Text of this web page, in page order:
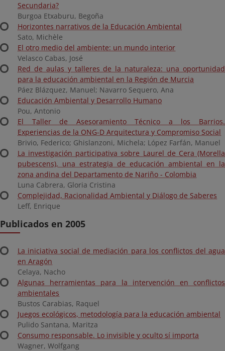
Secundaria?
Burgoa Etxaburu, Begoña
Horizontes narrativos de la Educación Ambiental
Sato, Michèle
El otro medio del ambiente: un mundo interior
Velasco Cabas, José
Red de aulas y talleres de la naturaleza: una oportunidad
para la educación ambiental en la Región de Murcia
Páez Blázquez, Manuel; Navarro Sequero, Ana
Educación Ambiental y Desarrollo Humano
Pou, Antonio
El Taller de Asesoramiento Técnico a los Barrios.
Experiencias de la ONG-D Arquitectura y Compromiso Social
Brivio, Federico; Ghislanzoni, Michela; López Farfán, Manuel
La investigación participativa sobre Laurel de Cera (Morella
pubescens), una estrategia de educación ambiental en la
zona andina del Departamento de Nariño - Colombia
Luna Cabrera, Gloria Cristina
Complejidad, Racionalidad Ambiental y Diálogo de Saberes
Leff, Enrique
Publicados en 2005
La iniciativa social de mediación para los conflictos del agua
en Aragón
Celaya, Nacho
Algunas herramientas para la intervención en conflictos
ambientales
Bustos Carabias, Raquel
Juegos ecológicos, metodología para la educación ambiental
Pulido Santana, Maritza
Consumo responsable. Lo invisible y oculto sí importa
Wagner, Wolfgang